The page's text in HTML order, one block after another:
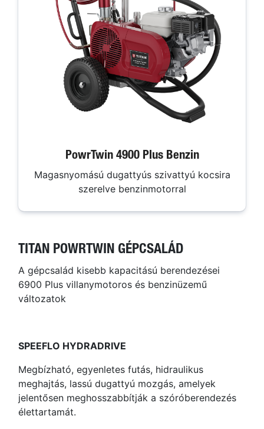
PowrTwin 4900 Plus Benzin
Magasnyomású dugattyús szivattyú kocsira
szerelve benzinmotorral
TITAN POWRTWIN GÉPCSALÁD
A gépcsalád kisebb kapacitású berendezései
6900 Plus villanymotoros és benzinüzemű
változatok
SPEEFLO HYDRADRIVE
Megbízható, egyenletes futás, hidraulikus
meghajtás, lassú dugattyú mozgás, amelyek
jelentősen meghosszabbítják a szóróberendezés
élettartamát.